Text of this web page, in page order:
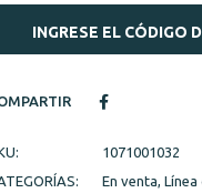
INGRESE EL CÓDIGO
1071001032
En venta,